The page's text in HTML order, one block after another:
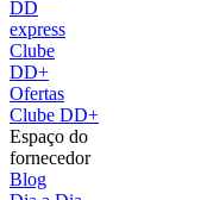
DD
express
Clube
DD+
Ofertas
Clube DD+
Espaço do
fornecedor
Blog